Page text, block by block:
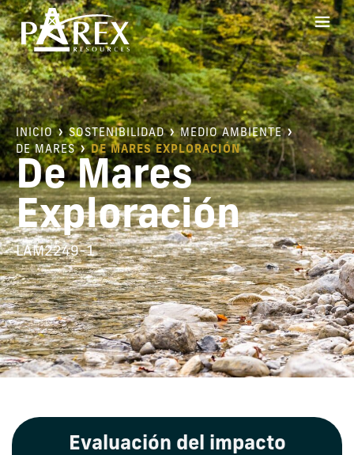
INICIO SOSTENIBILIDAD
MEDIO AMBIENTE
DE MARES
DE MARES EXPLORACIÓN
De Mares
Exploración
LAM2249-1
Evaluación del impacto